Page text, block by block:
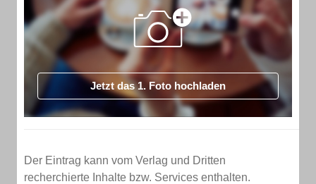
Jetzt das 1. Foto hochladen
Der Eintrag kann vom Verlag und Dritten
recherchierte Inhalte bzw. Services enthalten.